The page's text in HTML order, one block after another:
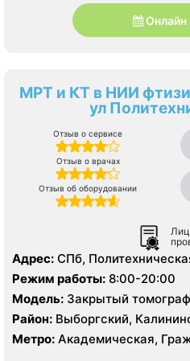
Онлайн
МРТ и КТ в НИИ
ул
Отзыв о сервисе
Отзыв о врачах
Отзыв об оборудовании
Адрес: СПб,
Режим работы: 8:00-20:00
Модель: Закрытый
1.5 Тесла, КТ Toshiba
Prime 160 срезов
Район: Выборгский,
Приморский
Метро: Академическая,